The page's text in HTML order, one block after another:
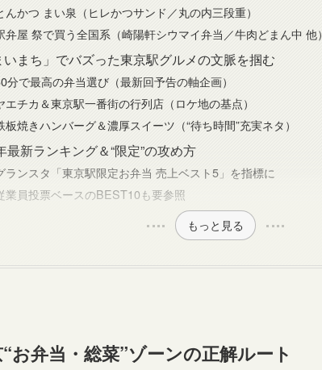
んかつ まい泉（ヒレかつサンド／丸の内三段重）
弁屋 祭で買う全国系（崎陽軒シウマイ弁当／牛肉どまん中 他）
いまち」でバズった東京駅グルメの文脈を掴む
分で最高の弁当選び（最新回予告の軸企画）
エチカ＆東京駅一番街の行列店（ロケ地の基点）
板焼きハンバーグ＆濃厚スイーツ（“待ち時間”充実ネタ）
最新ランキング＆“限定”の攻め方
ランスタ「東京駅限定お弁当 売上ベスト5」を指標に
業員投票ベースのBEST10も要参照
もっと見る
お弁当・総菜”ゾーンの正解ルート